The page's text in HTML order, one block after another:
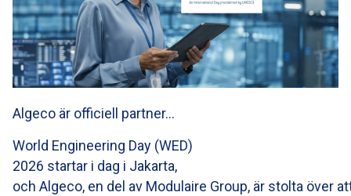
Algeco är officiell partner…
World Engineering Day (WED)
2026 startar i dag i Jakarta,
och Algeco, en del av Modulaire Group, är stolta över